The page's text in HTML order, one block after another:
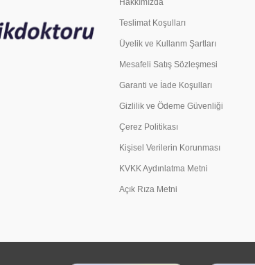
Teslimat Koşulları
Üyelik ve Kullanm Şartları
Mesafeli Satış Sözleşmesi
Garanti ve İade Koşulları
Gizlilik ve Ödeme Güvenliği
Çerez Politikası
Kişisel Verilerin Korunması
KVKK Aydınlatma Metni
Açık Rıza Metni